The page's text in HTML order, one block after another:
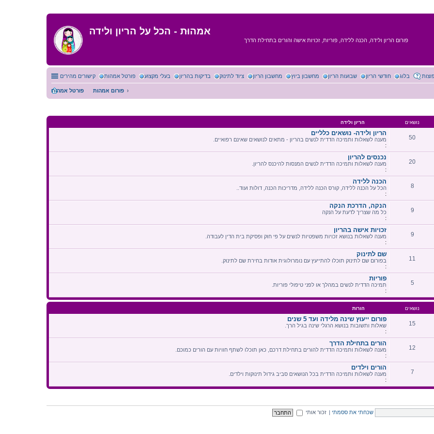
אמהוּת - הכל על הריון ולידה
פורום הריון ולידה, הכנה ללידה, פוריות, זכויות אישה והורים בתחילת הדרך
קישורים מהירים פורטל אמהות בעלי מקצוע בדיקות בהריון ציוד לתינוק מחשבון הריון מחשבון ביוץ שבועות הריון חודשי הריון בלוג
פורטל אמהות פורום אמהות
הריון ולידה נושאים
הריון ולידה- נושאים כלליים
מענה לשאלות ותמיכה הדדית לנשים בהריון - מתאים לנושאים שאינם רפואיים.
:
50
נכנסים להריון
מענה לשאלות ותמיכה הדדית לנשים המנסות להיכנס להריון.
:
20
הכנה ללידה
הכל על הכנה ללידה, קורס הכנה ללידה, מדריכות הכנה, דולות ועוד..
:
8
הנקה, הדרכת הנקה
כל מה שצריך לדעת על הנקה
:
9
זכויות אישה בהריון
מענה לשאלות בנושא זכויות משפטיות לנשים על פי חוק ופסיקת בית הדין לעבודה.
:
9
שם לתינוק
בפורום שם לתינוק תוכלו להתייעץ עם נומרולוגית אודות בחירת שם לתינוק.
:
11
פוריות
תמיכה הדדית לנשים במהלך או לפני טיפולי פוריות.
:
5
הורות נושאים
פורום ייעוץ שינה מלידה ועד 5 שנים
שאלות ותשובות בנושא הרגלי שינה בגיל הרך.
:
15
הורים בתחילת הדרך
מענה לשאלות ותמיכה הדדית להורים בתחילת דרכם, כאן תוכלו לשתף חוויות עם הורים כמוכם.
:
12
הורים וילדים
מענה לשאלות ותמיכה הדדית בכל הנושאים סביב גידול תינוקות וילדים.
:
7
שכחתי את ססמתי | זכור אותי